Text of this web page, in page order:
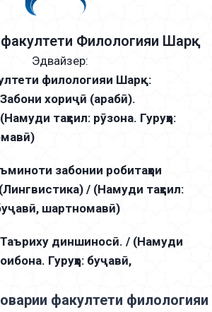
Филологияи Шарқ:
Эдвайзер:
филологияи Шарқ:
хориҷӣ (арабӣ).
таҳсил: рӯзона. Гуруҳҳо:
забонии робитаҳои
/ (Намуди таҳсил:
буҷавӣ, шартномавӣ)
диншиносӣ. / (Намуди
Гуруҳҳо: буҷавӣ,
факултети филологияи